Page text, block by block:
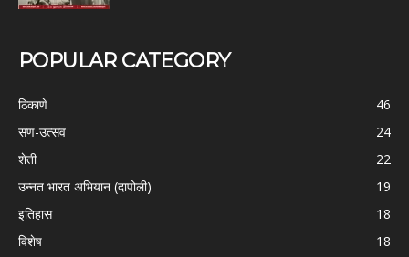
POPULAR CATEGORY
ठिकाणे
46
सण-उत्सव
24
शेती
22
उन्नत भारत अभियान (दापोली)
19
इतिहास
18
विशेष
18